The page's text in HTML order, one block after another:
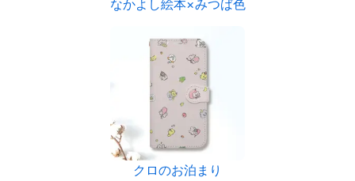
なかよし絵本×みつば色
クロのお泊まり